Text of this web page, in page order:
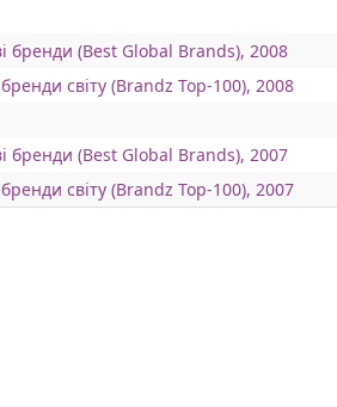
бренди (Best Global Brands), 2008
світу (Brandz Top-100), 2008
бренди (Best Global Brands), 2007
світу (Brandz Top-100), 2007